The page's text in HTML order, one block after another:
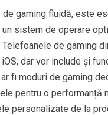
gaming fluidă, este
sistem de operare
de gaming
dar vor include și
fi moduri de gaming
pentru o performanță
personalizate de la